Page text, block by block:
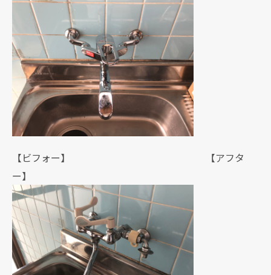
【ビフォー】 【アフタ
ー】